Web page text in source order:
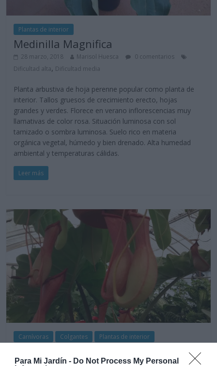
Para Mi Jardín - Do Not Process My Personal
Plantas de interior
Medinilla Magnifica
28 marzo, 2018 Marisol Huesca
0 comentarios
Dificultad alta, Dificultad media
Planta arbustiva de hoja perenne popular como planta de
interior. Tallos gruesos de crecimiento erecto, hojas
grandes y verdes. Florece en verano inflorescencias muy
llamativas de color rosa. Situación luminosa con sol
tamizado o sombra luminosa. Suelo rico en materia
orgánica vegetal, húmedo y bien drenado. Alta humedad
ambiental y temperaturas cálidas.
Leer más
Carnívoras Colgantes Plantas de interior
26 marzo, 2018 Marisol Huesca
0 comentarios